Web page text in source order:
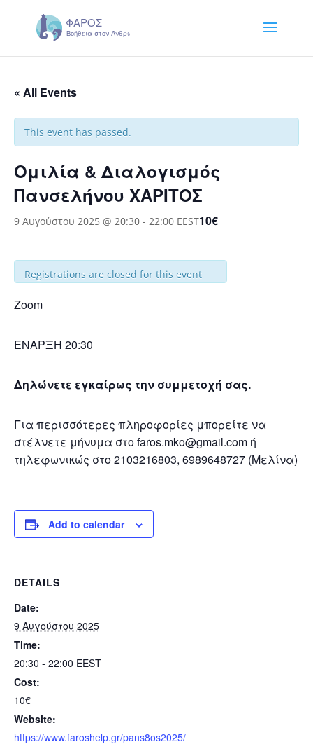
« All Events
This event has passed.
Ομιλία & Διαλογισμός
Πανσελήνου ΧΑΡΙΤΟΣ
9 Αυγούστου 2025 @ 20:30 - 22:00 EEST10€
Registrations are closed for this event
Zoom
ΕΝΑΡΞΗ 20:30
Δηλώνετε εγκαίρως την συμμετοχή σας.
Για περισσότερες πληροφορίες μπορείτε να
στέλνετε μήνυμα στο faros.mko@gmail.com ή
τηλεφωνικώς στο 2103216803, 6989648727 (Μελίνα)
Add to calendar
DETAILS
Date:
9 Αυγούστου 2025
Time:
20:30 - 22:00 EEST
Cost:
10€
Website:
https://www.faroshelp.gr/pans8os2025/